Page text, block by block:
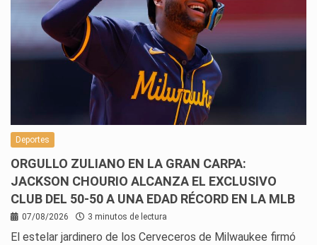
Deportes
ORGULLO ZULIANO EN LA GRAN CARPA:
JACKSON CHOURIO ALCANZA EL EXCLUSIVO
CLUB DEL 50-50 A UNA EDAD RÉCORD EN LA MLB
07/08/2026 3 minutos de lectura
El estelar jardinero de los Cerveceros de Milwaukee firmó